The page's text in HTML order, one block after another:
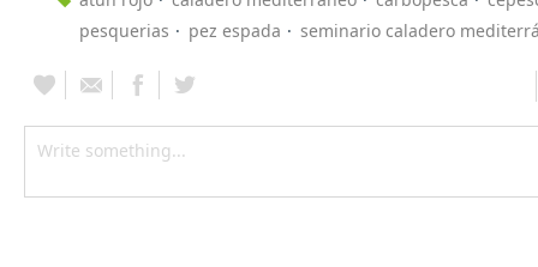
pesquerias
pez espada seminario caladero